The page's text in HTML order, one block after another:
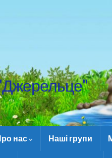
нас Наші групи